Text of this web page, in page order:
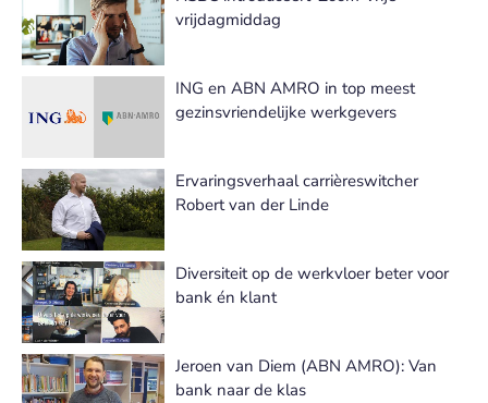
vrijdagmiddag
ING en ABN AMRO in top meest
gezinsvriendelijke werkgevers
Ervaringsverhaal carrièreswitcher
Robert van der Linde
Diversiteit op de werkvloer beter voor
bank én klant
Jeroen van Diem (ABN AMRO): Van
bank naar de klas